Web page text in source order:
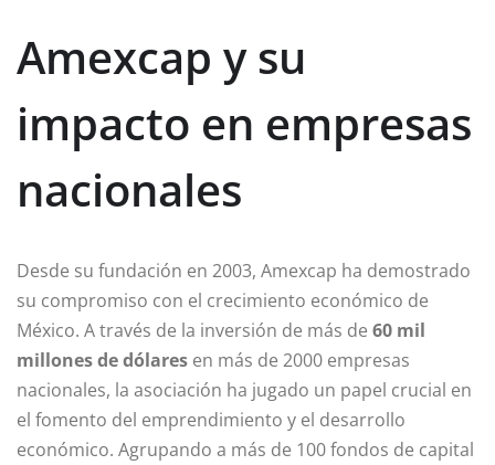
Amexcap y su
impacto en empresas
nacionales
Desde su fundación en 2003, Amexcap ha demostrado
su compromiso con el crecimiento económico de
México. A través de la inversión de más de 60 mil
millones de dólares en más de 2000 empresas
nacionales, la asociación ha jugado un papel crucial en
el fomento del emprendimiento y el desarrollo
económico. Agrupando a más de 100 fondos de capital